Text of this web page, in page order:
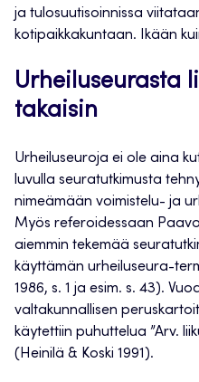
ja tulosuutisoinnissa
kotipaikkakuntaan. Ikään
Urheiluseurasta
takaisin
Urheiluseuroja ei ole aina
luvulla seuratutkimusta
nimeämään voimistelu- ja
Myös referoidessaan
aiemmin tekemää
käyttämän urheiluseura-
1986, s. 1 ja esim. s. 43).
valtakunnallisen
käytettiin puhuttelua ”Arv.
(Heinilä & Koski 1991).